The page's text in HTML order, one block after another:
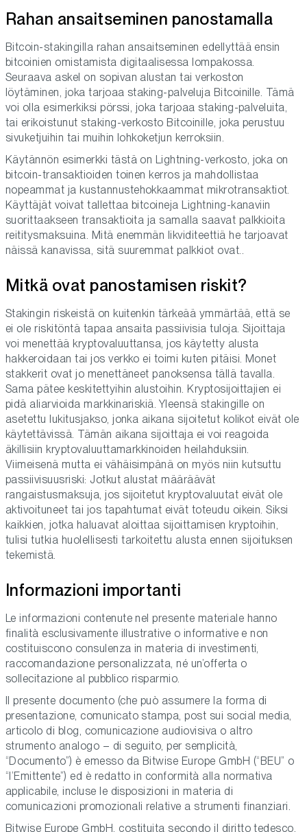
Rahan ansaitseminen panostamalla
Bitcoin-stakingilla rahan ansaitseminen edellyttää ensin
bitcoinien omistamista digitaalisessa lompakossa.
Seuraava askel on sopivan alustan tai verkoston
löytäminen, joka tarjoaa staking-palveluja Bitcoinille. Tämä
voi olla esimerkiksi pörssi, joka tarjoaa staking-palveluita,
tai erikoistunut staking-verkosto Bitcoinille, joka perustuu
sivuketjuihin tai muihin lohkoketjun kerroksiin.
Käytännön esimerkki tästä on Lightning-verkosto, joka on
bitcoin-transaktioiden toinen kerros ja mahdollistaa
nopeammat ja kustannustehokkaammat mikrotransaktiot.
Käyttäjät voivat tallettaa bitcoineja Lightning-kanaviin
suorittaakseen transaktioita ja samalla saavat palkkioita
reititysmaksuina. Mitä enemmän likviditeettiä he tarjoavat
näissä kanavissa, sitä suuremmat palkkiot ovat..
Mitkä ovat panostamisen riskit?
Stakingin riskeistä on kuitenkin tärkeää ymmärtää, että se
ei ole riskitöntä tapaa ansaita passiivisia tuloja. Sijoittaja
voi menettää kryptovaluuttansa, jos käytetty alusta
hakkeroidaan tai jos verkko ei toimi kuten pitäisi. Monet
stakkerit ovat jo menettäneet panoksensa tällä tavalla.
Sama pätee keskitettyihin alustoihin. Kryptosijoittajien ei
pidä aliarvioida markkinariskiä. Yleensä stakingille on
asetettu lukitusjakso, jonka aikana sijoitetut kolikot eivät ole
käytettävissä. Tämän aikana sijoittaja ei voi reagoida
äkillisiin kryptovaluuttamarkkinoiden heilahduksiin.
Viimeisenä mutta ei vähäisimpänä on myös niin kutsuttu
passiivisuusriski: Jotkut alustat määräävät
rangaistusmaksuja, jos sijoitetut kryptovaluutat eivät ole
aktivoituneet tai jos tapahtumat eivät toteudu oikein. Siksi
kaikkien, jotka haluavat aloittaa sijoittamisen kryptoihin,
tulisi tutkia huolellisesti tarkoitettu alusta ennen sijoituksen
tekemistä.
Informazioni importanti
Le informazioni contenute nel presente materiale hanno
finalità esclusivamente illustrative o informative e non
costituiscono consulenza in materia di investimenti,
raccomandazione personalizzata, né un’offerta o
sollecitazione al pubblico risparmio.
Il presente documento (che può assumere la forma di
presentazione, comunicato stampa, post sui social media,
articolo di blog, comunicazione audiovisiva o altro
strumento analogo – di seguito, per semplicità,
“Documento”) è emesso da Bitwise Europe GmbH (“BEU” o
“l’Emittente”) ed è redatto in conformità alla normativa
applicabile, incluse le disposizioni in materia di
comunicazioni promozionali relative a strumenti finanziari.
Bitwise Europe GmbH, costituita secondo il diritto tedesco,